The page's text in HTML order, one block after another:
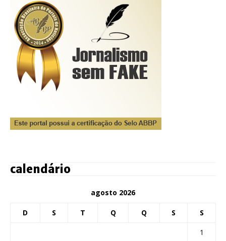
calendário
agosto 2026
D S T Q Q S S
1